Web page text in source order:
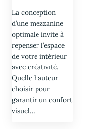
La conception
d’une mezzanine
optimale invite à
repenser l’espace
de votre intérieur
avec créativité.
Quelle hauteur
choisir pour
garantir un confort
visuel…